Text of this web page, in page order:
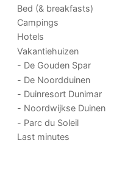
Bed (& breakfasts)
Campings
Hotels
Vakantiehuizen
- De Gouden Spar
- De Noordduinen
- Duinresort Dunimar
- Noordwijkse Duinen
- Parc du Soleil
Last minutes